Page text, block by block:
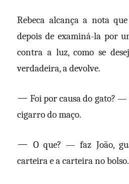
Rebeca alcança a nota
depois de examiná-la por
contra a luz, como se
verdadeira, a devolve.
—Foi por causa do gato?
cigarro do maço.
— O que? — faz João,
carteira e a carteira no bolso.